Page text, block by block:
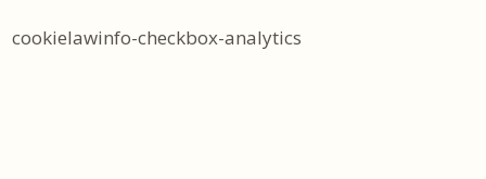
cookielawinfo-checkbox-analytics